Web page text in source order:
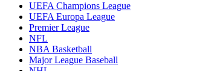
UEFA Champions League
UEFA Europa League
Premier League
NFL
NBA Basketball
Major League Baseball